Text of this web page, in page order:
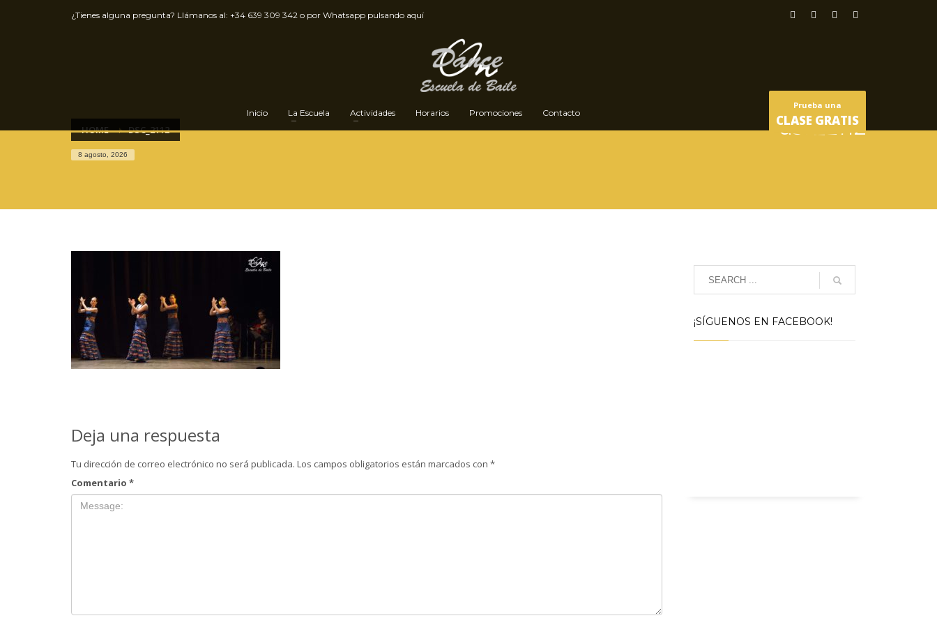
¿Tienes alguna pregunta? Llámanos al: +34 639 309 342 o por Whatsapp pulsando aquí
Inicio La Escuela Actividades Horarios Promociones Contacto
Prueba una
CLASE GRATIS
HOME DSC_2112
8 agosto, 2026
dsc_2112
Deja una respuesta
Tu dirección de correo electrónico no será publicada. Los campos obligatorios están marcados con *
Comentario *
¡SÍGUENOS EN FACEBOOK!